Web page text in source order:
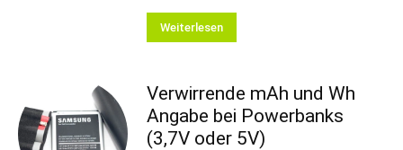
Weiterlesen
Verwirrende mAh und Wh
Angabe bei Powerbanks
(3,7V oder 5V)